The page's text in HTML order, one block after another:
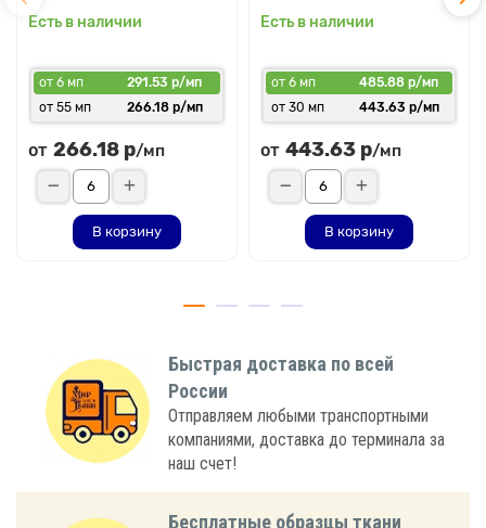
Есть в наличии
от 6 мп
291.53 р/мп
от 55 мп
266.18 р/мп
от 266.18 р/мп
В корзину
Есть в наличии
от 6 мп
485.88 р/мп
от 30 мп
443.63 р/мп
от 443.63 р/мп
В корзину
Быстрая доставка по всей
России
Отправляем любыми транспортными
компаниями, доставка до терминала за
наш счет!
Бесплатные образцы ткани